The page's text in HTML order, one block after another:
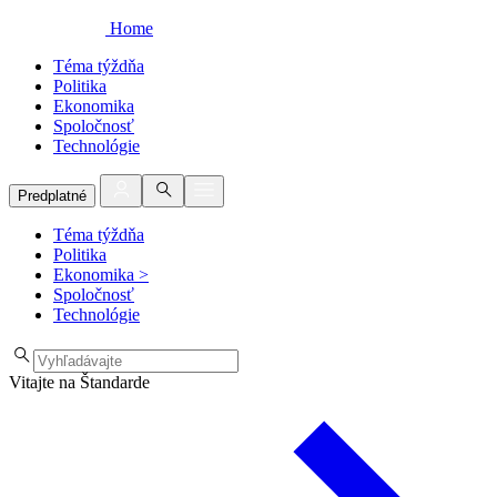
Home
Téma týždňa
Politika
Ekonomika
Spoločnosť
Technológie
Predplatné
Téma týždňa
Politika
Ekonomika >
Spoločnosť
Technológie
Vitajte na Štandarde